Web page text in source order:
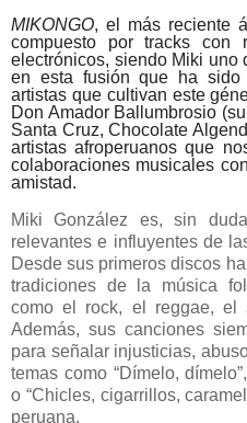
MIKONGO, el más reciente
compuesto por tracks con
electrónicos, siendo Miki uno
en esta fusión que ha sido
artistas que cultivan este
Don Amador Ballumbrosio
Santa Cruz, Chocolate
artistas afroperuanos que
colaboraciones musicales
amistad.
Miki González es, sin
relevantes e influyentes de
Desde sus primeros discos
tradiciones de la música
como el rock, el reggae, el
Además, sus canciones
para señalar injusticias,
temas como “Dímelo,
o “Chicles, cigarrillos,
peruana.